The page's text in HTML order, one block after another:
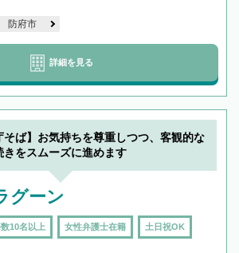
防府市
詳細を見る
そば】お気持ちを尊重しつつ、客観的な
きをスムーズに進めます
グーン
10名以上 女性弁護士在籍 土日祝OK